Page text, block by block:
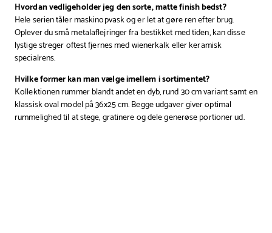
Hvordan vedligeholder jeg den sorte, matte finish bedst?
Hele serien tåler maskinopvask og er let at gøre ren efter brug.
Oplever du små metalaflejringer fra bestikket med tiden, kan disse
lystige streger oftest fjernes med wienerkalk eller keramisk
specialrens.
Hvilke former kan man vælge imellem i sortimentet?
Kollektionen rummer blandt andet en dyb, rund 30 cm variant samt en
klassisk oval model på 36x25 cm. Begge udgaver giver optimal
rummelighed til at stege, gratinere og dele generøse portioner ud.